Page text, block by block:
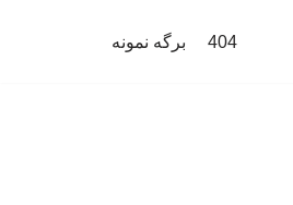
404 برگه نمونه